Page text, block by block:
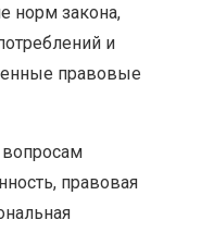
норм закона,
и
правовые
правовая